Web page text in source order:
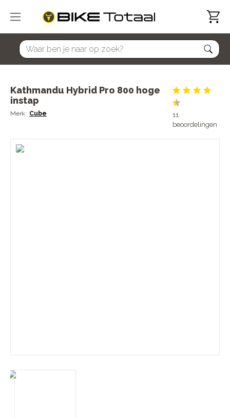
home
Kathmandu Hybrid Pro 800 hoge
instap
Cube
11
beoordelingen